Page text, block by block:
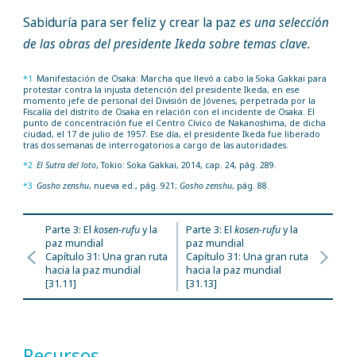
Sabiduría para ser feliz y crear la paz es una selección
de las obras del presidente Ikeda sobre temas clave.
*1 Manifestación de Osaka: Marcha que llevó a cabo la Soka Gakkai para
protestar contra la injusta detención del presidente Ikeda, en ese
momento jefe de personal del División de Jóvenes, perpetrada por la
Fiscalía del distrito de Osaka en relación con el incidente de Osaka. El
punto de concentración fue el Centro Cívico de Nakanoshima, de dicha
ciudad, el 17 de julio de 1957. Ese día, el presidente Ikeda fue liberado
tras dos semanas de interrogatorios a cargo de las autoridades.
*2 El Sutra del loto, Tokio: Soka Gakkai, 2014, cap. 24, pág. 289.
*3 Gosho zenshu, nueva ed., pág. 921; Gosho zenshu, pág. 88.
Parte 3: Elkosen-rufuy la
paz mundial
Capítulo 31: Una gran ruta
hacia la paz mundial
[31.11]
Parte 3: El kosen-rufuy la
paz mundial
Capítulo 31: Una gran ruta
hacia la paz mundial
[31.13]